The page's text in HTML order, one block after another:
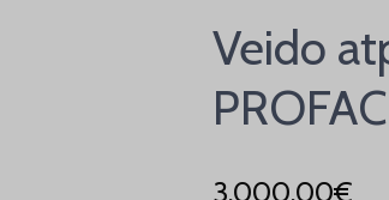
Veido
3,000,00€